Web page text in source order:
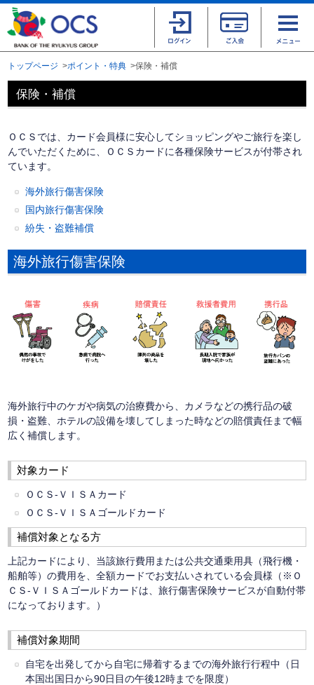
トップページ ポイント・特典 保険・補償
保険・補償
ＯＣＳでは、カード会員様に安心してショッピングやご旅行を楽し
んでいただくために、ＯＣＳカードに各種保険サービスが付帯され
ています。
海外旅行傷害保険
国内旅行傷害保険
紛失・盗難補償
海外旅行傷害保険
海外旅行中のケガや病気の治療費から、カメラなどの携行品の破
損・盗難、ホテルの設備を壊してしまった時などの賠償責任まで幅
広く補償します。
対象カード
ＯＣＳ-ＶＩＳＡカード
ＯＣＳ-ＶＩＳＡゴールドカード
補償対象となる方
上記カードにより、当該旅行費用または公共交通乗用具（飛行機・
船舶等）の費用を、全額カードでお支払いされている会員様（※Ｏ
ＣＳ-ＶＩＳＡゴールドカードは、旅行傷害保険サービスが自動付帯
になっております。）
補償対象期間
自宅を出発してから自宅に帰着するまでの海外旅行行程中（日
本国出国日から90日目の午後12時までを限度）